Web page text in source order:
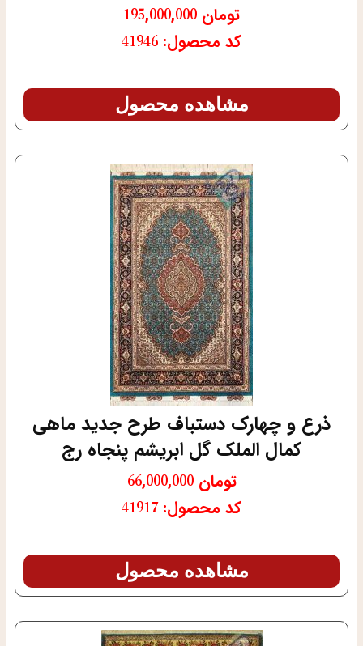
تومان
کد محصول: 41946
مشاهده محصول
ذرع و چهارک دستباف طرح جدید ماهی
کمال الملک گل ابریشم پنجاه رج
تومان 66,000,000
کد محصول: 41917
مشاهده محصول